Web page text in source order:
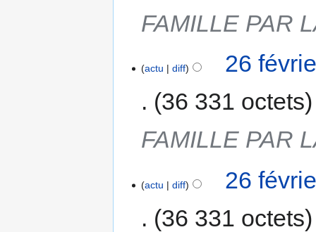
FAMILLE PAR
actu diff
26
36 331 octets
FAMILLE PAR
actu diff
26
36 331 octets